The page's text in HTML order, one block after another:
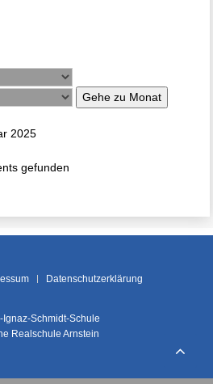
Gehe zu Monat
2025
gefunden
Datenschutzerklärung
Ignaz-Schmidt-Schule
Realschule Arnstein